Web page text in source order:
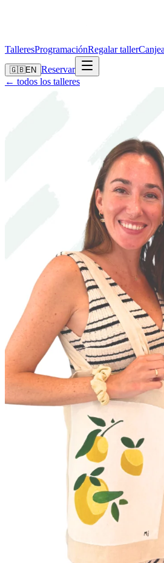
TalleresProgramaciónRegalar taller
🇬🇧EN Reservar
← todos los talleres